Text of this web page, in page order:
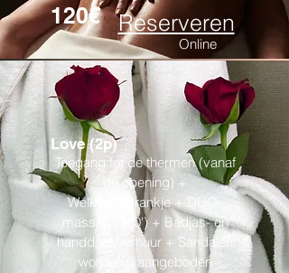
120€ Reserveren
Online
Love (2p)
Toegang tot de thermen (vanaf
de opening) +
Welkomstdrankje + DUO-
massage (60') + Badjas- en
handdoekverhuur + Sandalen
worden u aangeboden